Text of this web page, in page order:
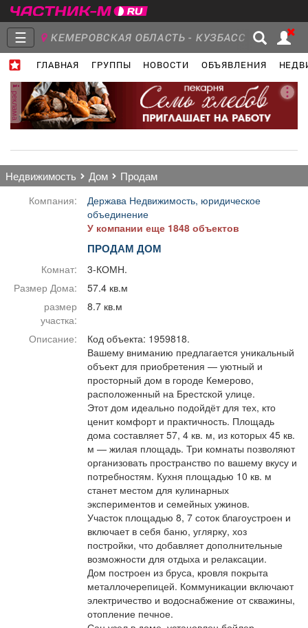
☰ КЕМЕРОВСКАЯ ОБЛАСТЬ - КУЗБАСС
ГЛАВНАЯ ГРУППЫ НОВОСТИ ОБЪЯВЛЕНИЯ
Главная
Группы Новости
Поздравления Погода
Я - пенсионер
реклама
недвижимость дом продам
Компания:
Держава Недвижимость, юридическое
объединение
У компании еще 1848 объектов
ПРОДАМ ДОМ
Комнат:
3-КОМН.
Размер Дома:
57.4 кв.м
размер
участка:
8.7 кв.м
Описание:
Код объекта: 1959818.
Вашему вниманию предлагается уникальный
объект для приобретения — уютный и
просторный дом в городе Кемерово,
расположенный на Брестской улице.
Этот дом идеально подойдёт для тех, кто
ценит комфорт и практичность. Площадь
дома составляет 57, 4 кв. м, из которых 45 кв.
м — жилая площадь. Три комнаты позволяют
организовать пространство по вашему вкусу и
потребностям. Кухня площадью 10 кв. м
станет местом для кулинарных
экспериментов и семейных ужинов.
Участок площадью 8, 7 соток благоустроен и
включает в себя баню, углярку, хоз
постройки, что добавляет дополнительные
возможности для отдыха и релаксации.
Дом построен из бруса, кровля покрыта
металлочерепицей. Коммуникации включают
электричество и водоснабжение от скважины,
отопление печное.